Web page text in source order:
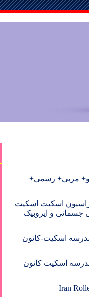
و+ مربی+ رسمی+
اسکیت اسکیت
جسمانی و ایروبیک
اسکیت-کانون
اسکیت کانون
Iran